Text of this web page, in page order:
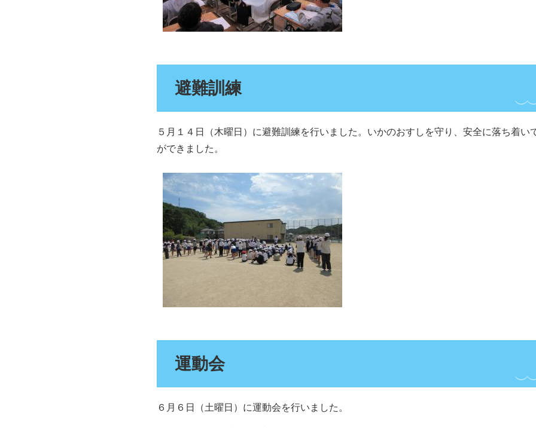
避難訓練
５月１４日（木曜日）に避難訓練を行いました。いかのおすしを守り、安全に落ち着い
ができました。
運動会
６月６日（土曜日）に運動会を行いました。